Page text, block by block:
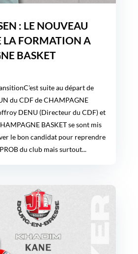
: LE NOUVEAU
LA FORMATION A
BASKET
suite au départ de
du CDF de CHAMPAGNE
DENU (Directeur du CDF) et
BASKET se sont mis
le bon candidat pour reprendre
du club mais surtout...